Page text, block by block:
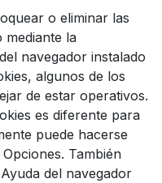
o eliminar las
mediante la
navegador instalado
algunos de los
de estar operativos.
es diferente para
puede hacerse
También
del navegador